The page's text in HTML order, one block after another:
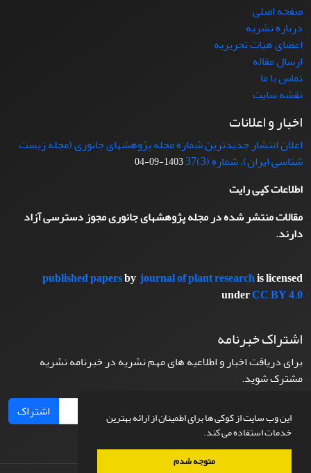
این وب سایت از کوکی ها برای اطمینان از ارائه بهترین
خدمات استفاده می کند.
متوجه شدم
صفحه اصلی
درباره نشریه
اعضای هیات تحریریه
ارسال مقاله
تماس با ما
نقشه سایت
اخبار و اعلانات
اعلان انتشار جدیدترین شماره مجله پژوهشهای جانوری (مجله زیست
شناسی ایران)، شماره (3)37
1403-09-04
اطلاعات کپی رایت
مقالات منتشر شده در مجله پژوهشهای جانوری مجوز دسترسی آزاد
دارند.
published papersbyjournal of plant researchis licensed
underCC BY 4.0
اشتراک خبرنامه
برای دریافت اخبار و اطلاعیه های مهم نشریه در خبرنامه نشریه
مشترک شوید.
اشتراک